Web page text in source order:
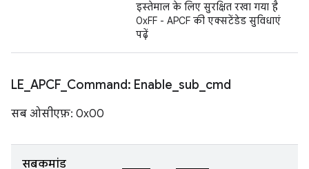
इस्तेमाल के लिए सुरक्षित रखा गया है
0xFF - APCF की एक्सटेंडेड सुविधाएं
पढ़ें
LE APCF Command: Enable sub cmd
सब ओसीएफ़: 0x00
सबकमांड